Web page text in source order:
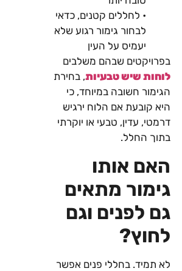
• לחללים קטנים, כדאי
לבחור גימור רגוע שלא
יעמיס על העין
בפרויקטים שבהם משלבים
לוחות שיש טבעיות, בחירת
הגימור חשובה במיוחד, כי
היא קובעת אם הלוח ירגיש
דרמטי, עדין, טבעי או יוקרתי
בתוך החלל.
האם אותו
גימור מתאים
גם לפנים וגם
לחוץ?
לא תמיד. בחללי פנים אפשר